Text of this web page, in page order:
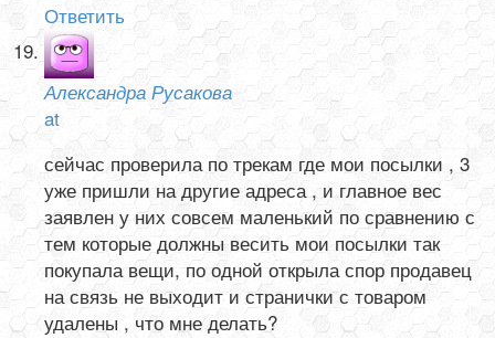
Ответить
Александра Русакова
at
сейчас проверила по трекам где мои посылки , 3
уже пришли на другие адреса , и главное вес
заявлен у них совсем маленький по сравнению с
тем которые должны весить мои посылки так
покупала вещи, по одной открыла спор продавец
на связь не выходит и странички с товаром
удалены , что мне делать?